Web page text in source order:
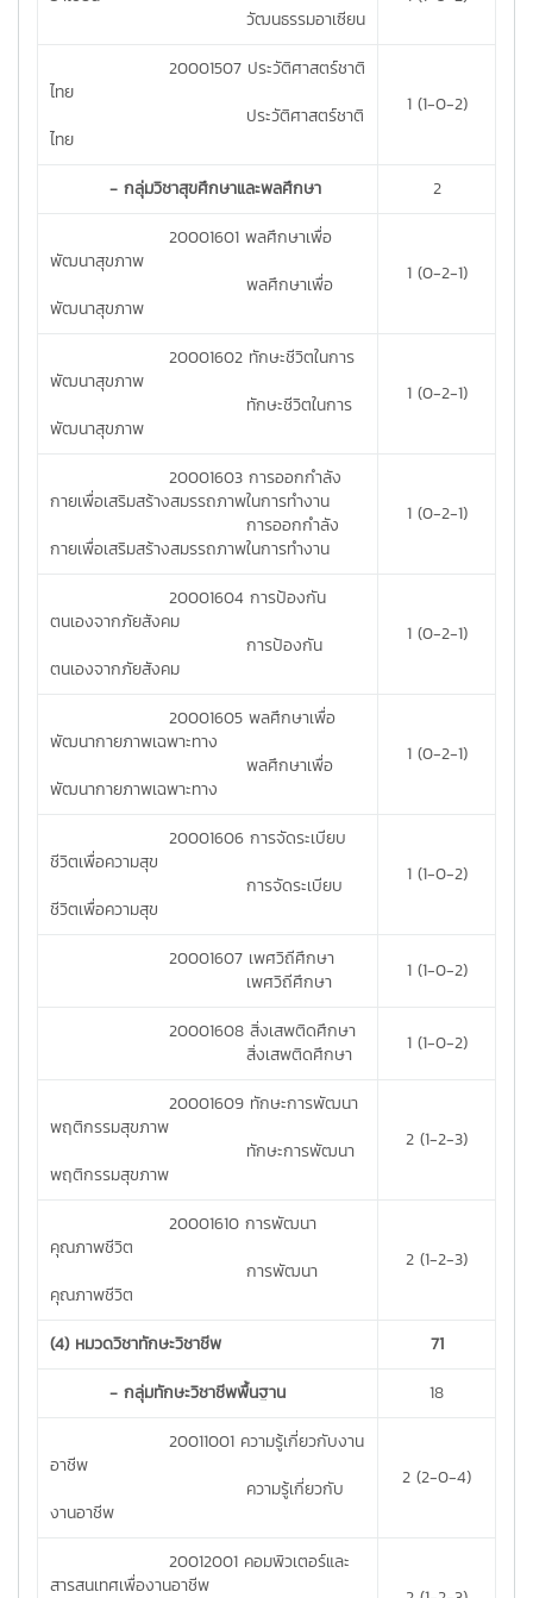
วัฒนธรรมอาเซียน
20001507 ประวัติศาสตร์ชาติ
ไทย
ประวัติศาสตร์ชาติ
ไทย
1 (1-0-2)
- กลุ่มวิชาสุขศึกษาและพลศึกษา
2
20001601 พลศึกษาเพื่อ
พัฒนาสุขภาพ
พลศึกษาเพื่อ
พัฒนาสุขภาพ
1 (0-2-1)
20001602 ทักษะชีวิตในการ
พัฒนาสุขภาพ
ทักษะชีวิตในการ
พัฒนาสุขภาพ
1 (0-2-1)
20001603 การออกกำลัง
กายเพื่อเสริมสร้างสมรรถภาพในการทำงาน
การออกกำลัง
กายเพื่อเสริมสร้างสมรรถภาพในการทำงาน
1 (0-2-1)
20001604 การป้องกัน
ตนเองจากภัยสังคม
การป้องกัน
ตนเองจากภัยสังคม
1 (0-2-1)
20001605 พลศึกษาเพื่อ
พัฒนากายภาพเฉพาะทาง
พลศึกษาเพื่อ
พัฒนากายภาพเฉพาะทาง
1 (0-2-1)
20001606 การจัดระเบียบ
ชีวิตเพื่อความสุข
การจัดระเบียบ
ชีวิตเพื่อความสุข
1 (1-0-2)
20001607 เพศวิถีศึกษา
เพศวิถีศึกษา
1 (1-0-2)
20001608 สิ่งเสพติดศึกษา
สิ่งเสพติดศึกษา
1 (1-0-2)
20001609 ทักษะการพัฒนา
พฤติกรรมสุขภาพ
ทักษะการพัฒนา
พฤติกรรมสุขภาพ
2 (1-2-3)
20001610 การพัฒนา
คุณภาพชีวิต
การพัฒนา
คุณภาพชีวิต
2 (1-2-3)
(4) หมวดวิชาทักษะวิชาชีพ
71
- กลุ่มทักษะวิชาชีพพื้นฐาน
18
20011001 ความรู้เกี่ยวกับงาน
อาชีพ
ความรู้เกี่ยวกับ
งานอาชีพ
2 (2-0-4)
20012001 คอมพิวเตอร์และ
สารสนเทศเพื่องานอาชีพ